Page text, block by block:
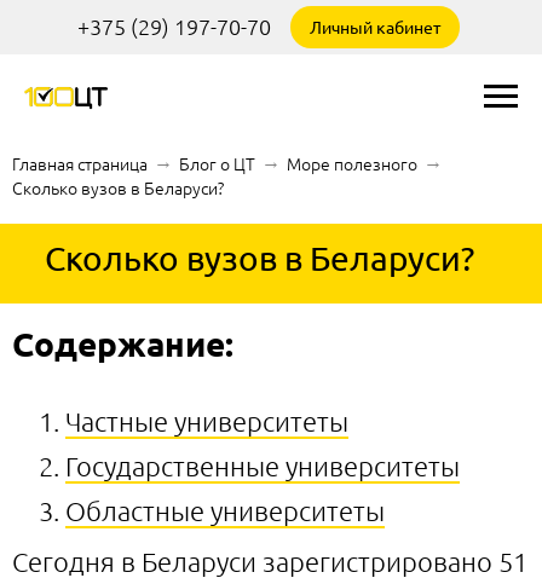
+375 (29) 197-70-70 Личный кабинет
Главная страница → Блог о ЦТ → Море полезного →
Сколько вузов в Беларуси?
Сколько вузов в Беларуси?
Содержание:
Частные университеты
Государственные университеты
Областные университеты
Сегодня в Беларуси зарегистрировано 51